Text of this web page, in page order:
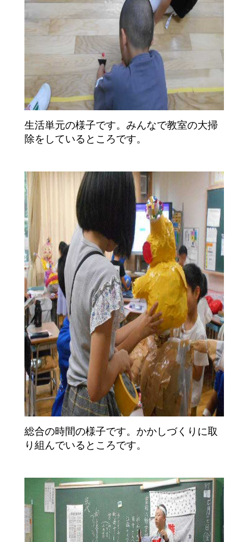
生活単元の様子です。みんなで教室の大掃
除をしているところです。
総合の時間の様子です。かかしづくりに取
り組んでいるところです。